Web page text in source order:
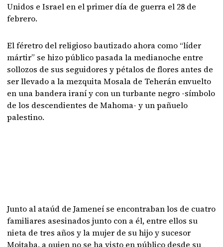
Unidos e Israel en el primer día de guerra el 28 de
febrero.
El féretro del religioso bautizado ahora como “líder
mártir” se hizo público pasada la medianoche entre
sollozos de sus seguidores y pétalos de flores antes de
ser llevado a la mezquita Mosala de Teherán envuelto
en una bandera iraní y con un turbante negro -símbolo
de los descendientes de Mahoma- y un pañuelo
palestino.
Junto al ataúd de Jameneí se encontraban los de cuatro
familiares asesinados junto con a él, entre ellos su
nieta de tres años y la mujer de su hijo y sucesor
Mojtaba, a quien no se ha visto en público desde su